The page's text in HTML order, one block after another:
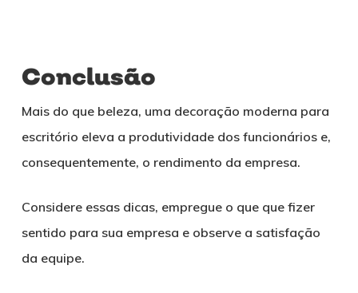
Conclusão
Mais do que beleza, uma decoração moderna para
escritório eleva a produtividade dos funcionários e,
consequentemente, o rendimento da empresa.
Considere essas dicas, empregue o que que fizer
sentido para sua empresa e observe a satisfação
da equipe.